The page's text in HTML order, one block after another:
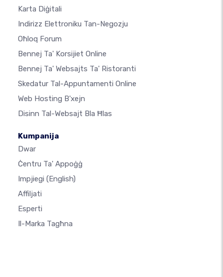
Karta Diġitali
Indirizz Elettroniku Tan-Negozju
Oħloq Forum
Bennej Ta' Korsijiet Online
Bennej Ta' Websajts Ta' Ristoranti
Skedatur Tal-Appuntamenti Online
Web Hosting B'xejn
Disinn Tal-Websajt Bla Ħlas
Kumpanija
Dwar
Ċentru Ta' Appoġġ
Impjiegi (English)
Affiljati
Esperti
Il-Marka Tagħna